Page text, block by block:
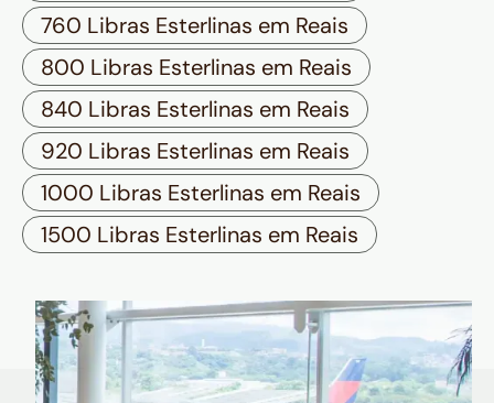
760 Libras Esterlinas em Reais
800 Libras Esterlinas em Reais
840 Libras Esterlinas em Reais
920 Libras Esterlinas em Reais
1000 Libras Esterlinas em Reais
1500 Libras Esterlinas em Reais